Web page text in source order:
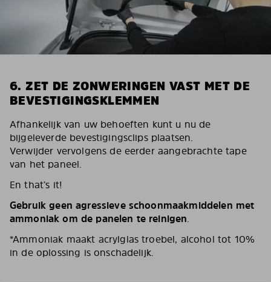
6. ZET DE ZONWERINGEN VAST MET DE
BEVESTIGINGSKLEMMEN
Afhankelijk van uw behoeften kunt u nu de
bijgeleverde bevestigingsclips plaatsen.
Verwijder vervolgens de eerder aangebrachte tape
van het paneel.
En that’s it!
Gebruik geen agressieve schoonmaakmiddelen met
ammoniak om de panelen te reinigen.
*Ammoniak maakt acrylglas troebel, alcohol tot 10%
in de oplossing is onschadelijk.